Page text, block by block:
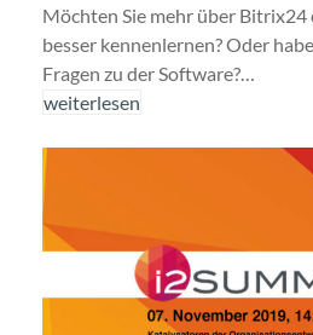
Möcht­en Sie mehr über Bitrix24
bess­er ken­nen­ler­nen? Oder
Fra­gen zu der Soft­ware?…
weit­er­lesen